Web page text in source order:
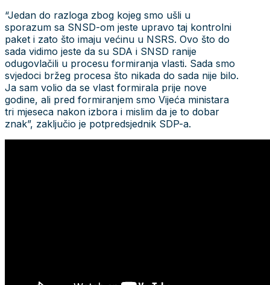
“Jedan do razloga zbog kojeg smo ušli u
sporazum sa SNSD-om jeste upravo taj kontrolni
paket i zato što imaju većinu u NSRS. Ovo što do
sada vidimo jeste da su SDA i SNSD ranije
odugovlačili u procesu formiranja vlasti. Sada smo
svjedoci bržeg procesa što nikada do sada nije bilo.
Ja sam volio da se vlast formirala prije nove
godine, ali pred formiranjem smo Vijeća ministara
tri mjeseca nakon izbora i mislim da je to dobar
znak”, zaključio je potpredsjednik SDP-a.